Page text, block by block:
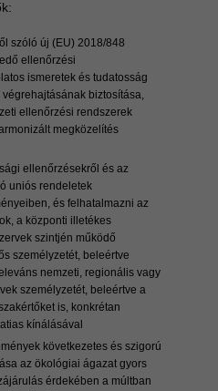
szóló új (EU) 2018/848
ellenőrzési
ismeretek és tudatosság
biztosítása,
ellenőrzési rendszerek
megközelítés
ellenőrzésekről és az
uniós rendeletek
és felhatalmazni az
a központi illetékes
szintjén működő
személyzetét, beleértve
nemzeti, regionális vagy
személyzetét, beleértve a
is, konkrétan
kínálásával
következetes és szigorú
az ökológiai ágazat gyors
érdekében a múltban